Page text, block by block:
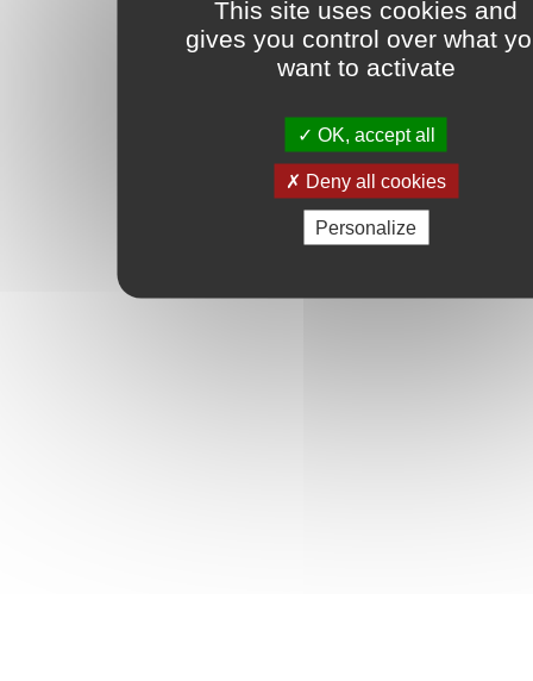
This site uses cookies and
gives you control over what
want to activate
OK, accept all
Deny all cookies
Personalize